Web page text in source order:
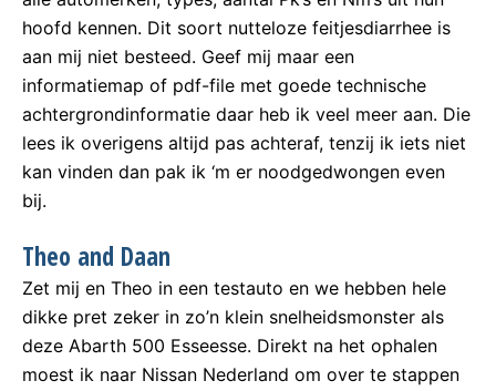
hoofd kennen. Dit soort nutteloze feitjesdiarrhee is
aan mij niet besteed. Geef mij maar een
informatiemap of pdf-file met goede technische
achtergrondinformatie daar heb ik veel meer aan. Die
lees ik overigens altijd pas achteraf, tenzij ik iets niet
kan vinden dan pak ik ‘m er noodgedwongen even
bij.
Theo and Daan
Zet mij en Theo in een testauto en we hebben hele
dikke pret zeker in zo’n klein snelheidsmonster als
deze Abarth 500 Esseesse. Direkt na het ophalen
moest ik naar Nissan Nederland om over te stappen